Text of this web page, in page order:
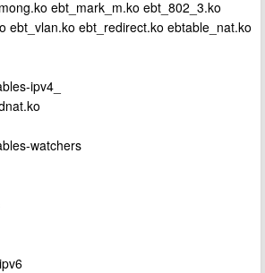
ebt_mark_m.ko ebt_802_3.ko
ebt_vlan.ko ebt_redirect.ko ebtable_nat.ko
ipv4_
watchers